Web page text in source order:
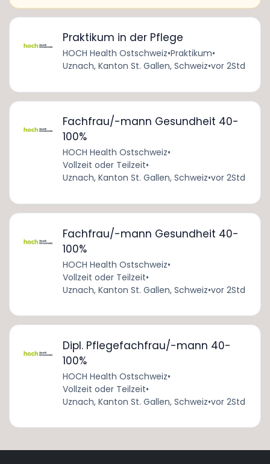
Praktikum in der Pflege
HOCH Health Ostschweiz•Praktikum•
Uznach, Kanton St. Gallen, Schweiz•vor 2Std
Fachfrau/-mann Gesundheit 40-
100%
HOCH Health Ostschweiz•
Vollzeit oder Teilzeit•
Uznach, Kanton St. Gallen, Schweiz•vor 2Std
Fachfrau/-mann Gesundheit 40-
100%
HOCH Health Ostschweiz•
Vollzeit oder Teilzeit•
Uznach, Kanton St. Gallen, Schweiz•vor 2Std
Dipl. Pflegefachfrau/-mann 40-
100%
HOCH Health Ostschweiz•
Vollzeit oder Teilzeit•
Uznach, Kanton St. Gallen, Schweiz•vor 2Std